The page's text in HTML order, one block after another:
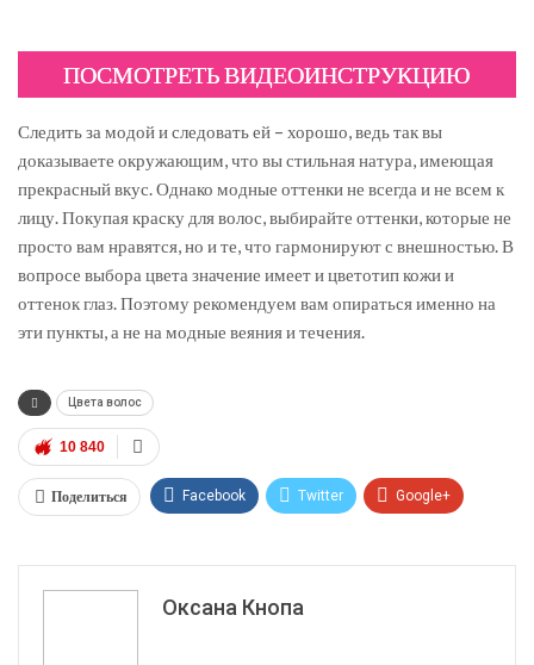
ПОСМОТРЕТЬ ВИДЕОИНСТРУКЦИЮ
Следить за модой и следовать ей – хорошо, ведь так вы
доказываете окружающим, что вы стильная натура, имеющая
прекрасный вкус. Однако модные оттенки не всегда и не всем к
лицу. Покупая краску для волос, выбирайте оттенки, которые не
просто вам нравятся, но и те, что гармонируют с внешностью. В
вопросе выбора цвета значение имеет и цветотип кожи и
оттенок глаз. Поэтому рекомендуем вам опираться именно на
эти пункты, а не на модные веяния и течения.
Цвета волос
10 840
Поделиться Facebook Twitter Google+
Оксана Кнопа